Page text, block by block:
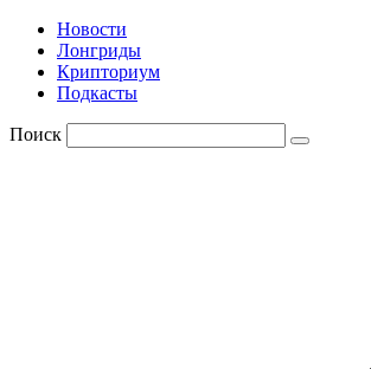
Новости
Лонгриды
Крипториум
Подкасты
Поиск